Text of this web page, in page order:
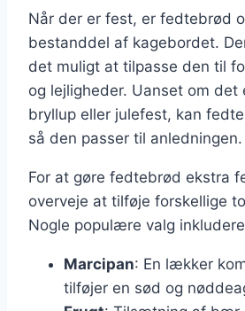
Når der er fest, er fedtebrød
bestanddel af kagebordet.
det muligt at tilpasse den til
og lejligheder. Uanset om det
bryllup eller julefest, kan
så den passer til anledningen.
For at gøre fedtebrød ekstra
overveje at tilføje forskellige
Nogle populære valg
Marcipan: En lækker
tilføjer en sød og